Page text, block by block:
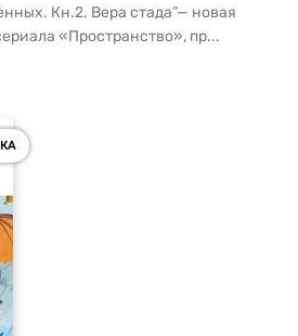
Кн.2. Вера стада”— новая
«Пространство», пр...